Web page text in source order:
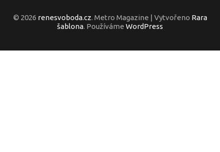
© 2026 renesvoboda.cz. Metro Magazine | Vytvořeno Rara
šablona. Používáme WordPress